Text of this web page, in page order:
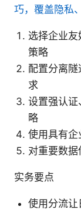
巧，覆盖隐私
选择企业
策略
配置分离
求
设置强认证
略
使用具有
对重要数
实务要点
使用分流